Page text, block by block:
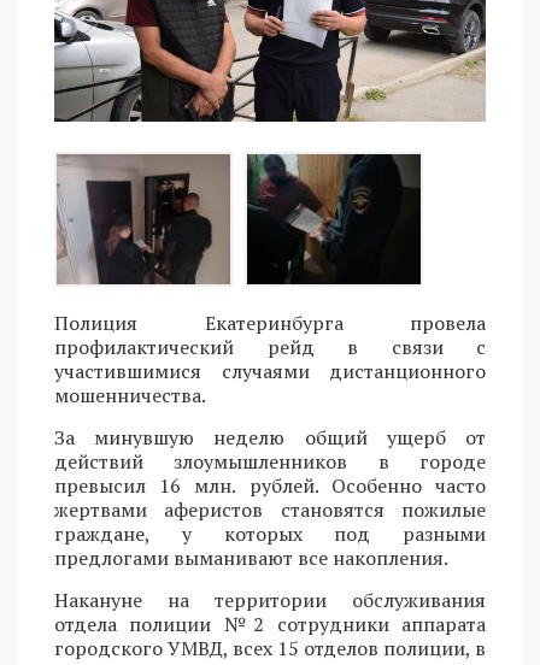
Полиция Екатеринбурга провела
профилактический рейд в связи с
участившимися случаями дистанционного
мошенничества.
За минувшую неделю общий ущерб от
действий злоумышленников в городе
превысил 16 млн. рублей. Особенно часто
жертвами аферистов становятся пожилые
граждане, у которых под разными
предлогами выманивают все накопления.
Накануне на территории обслуживания
отдела полиции №2 сотрудники аппарата
городского УМВД, всех 15 отделов полиции, в